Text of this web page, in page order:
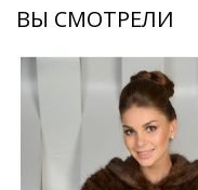
ВЫ СМОТРЕЛИ